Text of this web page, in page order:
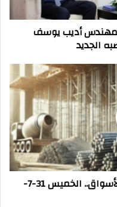
للمهندس أديب يوسف
الجديد
نشرة أسعار الحديد والأسمنت بالأسواق.. الخميس 31-7-